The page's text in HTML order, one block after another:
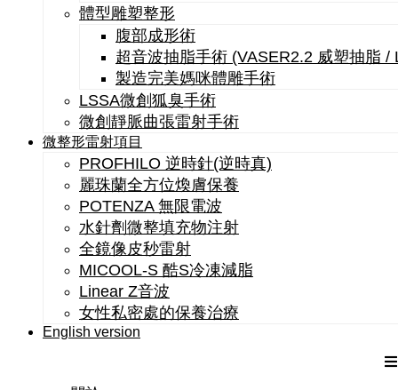
體型雕塑整形
腹部成形術
超音波抽脂手術 (VASER2.2 威塑抽脂 /
製造完美媽咪體雕手術
LSSA微創狐臭手術
微創靜脈曲張雷射手術
微整形雷射項目
PROFHILO 逆時針(逆時真)
麗珠蘭全方位煥膚保養
POTENZA 無限電波
水針劑微整填充物注射
全鏡像皮秒雷射
MICOOL-S 酷S冷凍減脂
Linear Z音波
女性私密處的保養治療
English version